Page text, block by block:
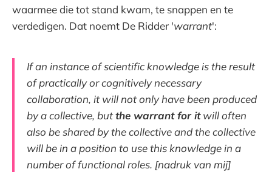
waarmee die tot stand kwam, te snappen en te
verdedigen. Dat noemt De Ridder 'warrant':
If an instance of scientific knowledge is the result
of practically or cognitively necessary
collaboration, it will not only have been produced
by a collective, butthe warrant for itwill often
also be shared by the collective and the collective
will be in a position to use this knowledge in a
number of functional roles. [nadruk van mij]